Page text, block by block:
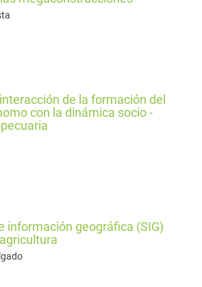
de la formación del
con la dinámica socio -
información geográfica (SIG)